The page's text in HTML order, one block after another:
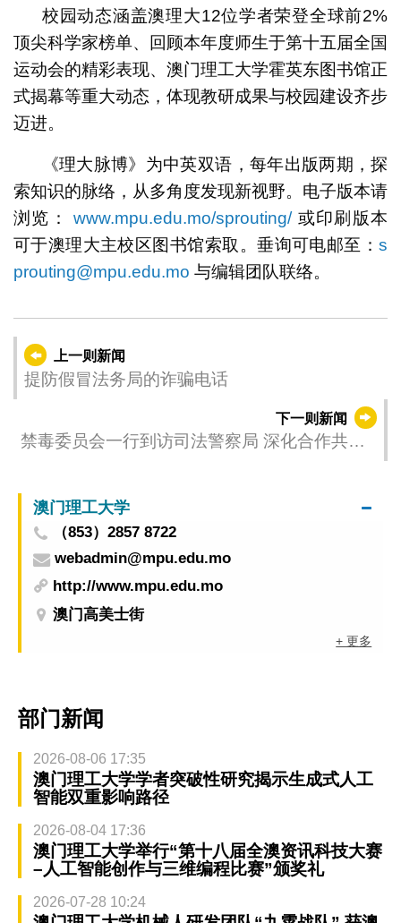
校园动态涵盖澳理大12位学者荣登全球前2%
顶尖科学家榜单、回顾本年度师生于第十五届全国
运动会的精彩表现、澳门理工大学霍英东图书馆正
式揭幕等重大动态，体现教研成果与校园建设齐步
迈进。
《理大脉博》为中英双语，每年出版两期，探
索知识的脉络，从多角度发现新视野。电子版本请
浏览：www.mpu.edu.mo/sprouting/或印刷版本
可于澳理大主校区图书馆索取。垂询可电邮至：s
prouting@mpu.edu.mo 与编辑团队联络。
上一则新闻
提防假冒法务局的诈骗电话
下一则新闻
禁毒委员会一行到访司法警察局 深化合作共筑
澳门理工大学
（853）2857 8722
webadmin@mpu.edu.mo
http://www.mpu.edu.mo
澳门高美士街
+ 更多
部门新闻
2026-08-06 17:35
澳门理工大学学者突破性研究揭示生成式人工
智能双重影响路径
2026-08-04 17:36
澳门理工大学举行“第十八届全澳资讯科技大赛
–人工智能创作与三维编程比赛”颁奖礼
2026-07-28 10:24